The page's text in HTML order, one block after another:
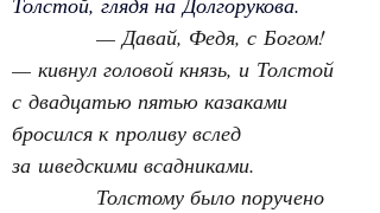
— Давай, Федя, с Богом!
— кивнул головой князь, и Толстой
с двадцатью пятью казаками
бросился к проливу вслед
за шведскими всадниками.
Толстому было поручено